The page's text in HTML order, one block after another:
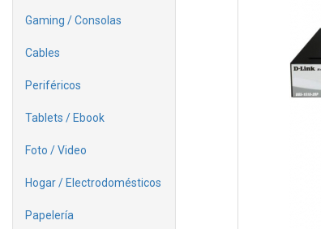
Gaming / Consolas
Cables
Periféricos
Tablets / Ebook
Foto / Video
Hogar / Electrodomésticos
Papelería